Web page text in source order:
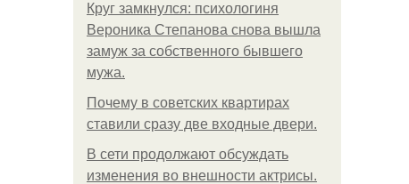
Круг замкнулся: психологиня
Вероника Степанова снова вышла
замуж за собственного бывшего
мужа.
Почему в советских квартирах
ставили сразу две входные двери.
В сети продолжают обсуждать
изменения во внешности актрисы.